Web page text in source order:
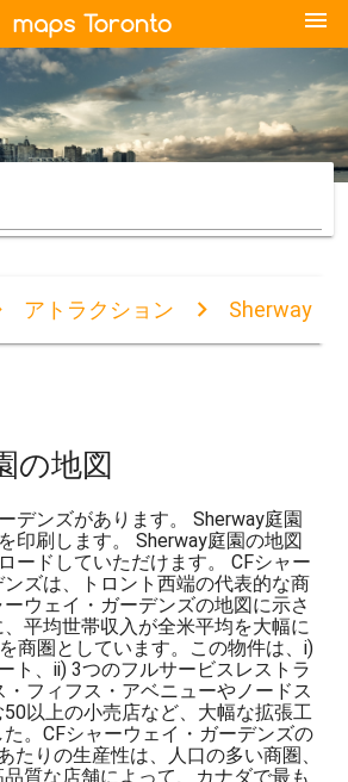
menu
アトラクション Sherway
の地図
デンズがあります。 Sherway庭園
印刷します。 Sherway庭園の地図
ードしていただけます。 CFシャー
ズは、トロント西端の代表的な商
ウェイ・ガーデンズの地図に示さ
平均世帯収入が全米平均を大幅に
商圏としています。この物件は、i)
ト、ii) 3つのフルサービスレストラ
・フィフス・アベニューやノードス
50以上の小売店など、大幅な拡張工
。CFシャーウェイ・ガーデンズの
たりの生産性は、人口の多い商圏、
質な店舗によって、カナダで最も